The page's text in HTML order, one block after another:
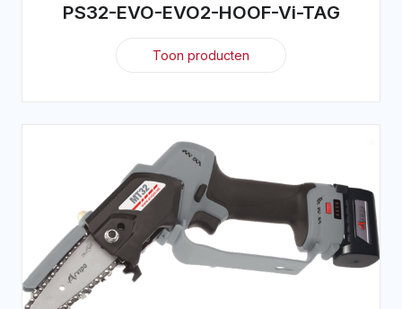
PS32-EVO-EVO2-HOOF-Vi-TAG
Toon producten